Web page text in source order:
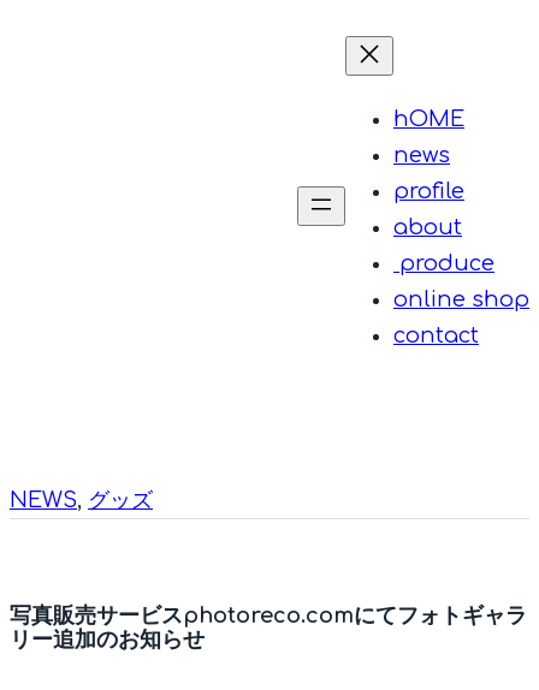
hOME
news
profile
about
produce
online shop
contact
NEWS, グッズ
写真販売サービスphotoreco.comにてフォトギャラ
リー追加のお知らせ